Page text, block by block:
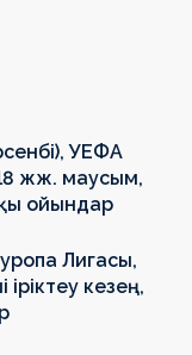
УЕФА
жж. маусым,
ойындар
Лигасы,
кезең,